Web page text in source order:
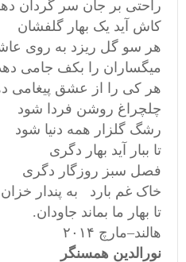
راحتی بر جان سر گردان
کاش آید یک بهار گلفشان
هر سو گل ریزد به روی
میگساران را بکف جامی
هر کی را از عشق پیغامی
چلچراغ روشن فردا شود
رشگ گلزار همه دنیا شود
تا ببار آید بهار دگری
فصل سبز روزگار دگری
خاک غم بارد به پندار خزان
تا بهار ما بماند جاودان.
هالند–مارچ ۲۰۱۴
نورالدین همسنگر